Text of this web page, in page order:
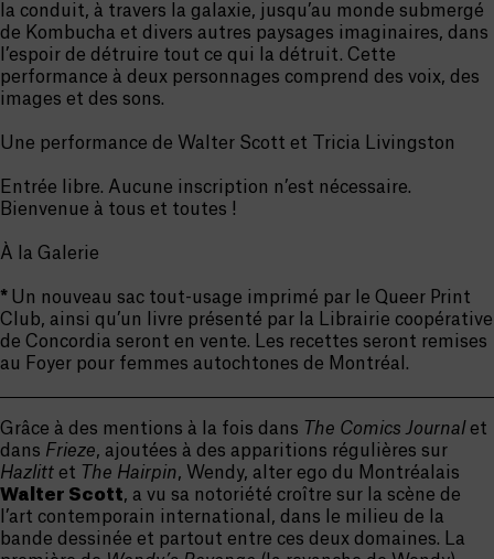
la conduit, à travers la galaxie, jusqu’au monde submergé
de Kombucha et divers autres paysages imaginaires, dans
l’espoir de détruire tout ce qui la détruit. Cette
performance à deux personnages comprend des voix, des
images et des sons.
Une performance de Walter Scott et Tricia Livingston
Entrée libre. Aucune inscription n’est nécessaire.
Bienvenue à tous et toutes !
À la Galerie
* Un nouveau sac tout-usage imprimé par le Queer Print
Club, ainsi qu’un livre présenté par la Librairie coopérative
de Concordia seront en vente. Les recettes seront remises
au Foyer pour femmes autochtones de Montréal.
Grâce à des mentions à la fois dans The Comics Journal et
dans Frieze, ajoutées à des apparitions régulières sur
Hazlitt et The Hairpin, Wendy, alter ego du Montréalais
Walter Scott, a vu sa notoriété croître sur la scène de
l’art contemporain international, dans le milieu de la
bande dessinée et partout entre ces deux domaines. La